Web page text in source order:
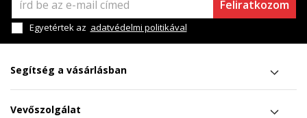
Feliratkozom
Egyetértek az adatvédelmi politikával
Segítség a vásárlásban
Vevőszolgálat